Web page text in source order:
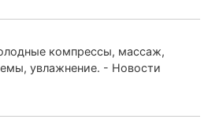
компрессы, массаж,
увлажнение. - Новости